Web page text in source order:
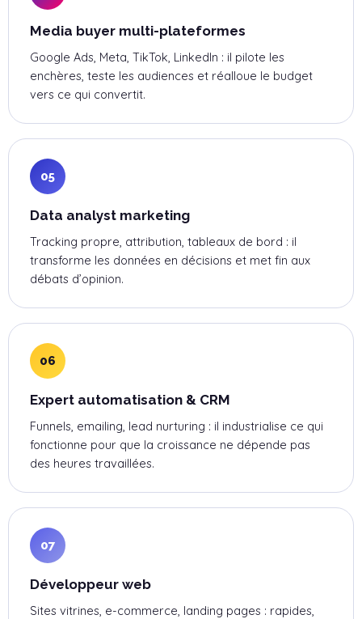
Media buyer multi-plateformes
Google Ads, Meta, TikTok, LinkedIn : il pilote les
enchères, teste les audiences et réalloue le budget
vers ce qui convertit.
05
Data analyst marketing
Tracking propre, attribution, tableaux de bord : il
transforme les données en décisions et met fin aux
débats d’opinion.
06
Expert automatisation & CRM
Funnels, emailing, lead nurturing : il industrialise ce qui
fonctionne pour que la croissance ne dépende pas
des heures travaillées.
07
Développeur web
Sites vitrines, e-commerce, landing pages : rapides,